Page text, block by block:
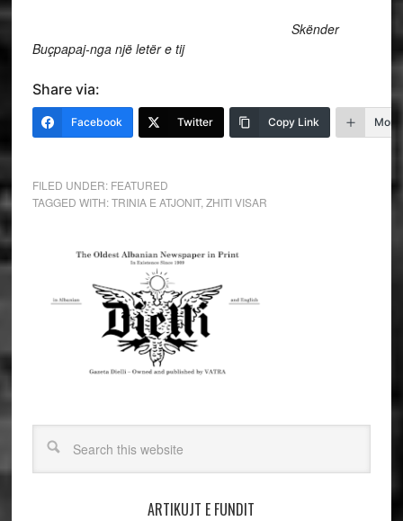
Skënder
Buçpapaj-nga një letër e tij
Share via:
Facebook Twitter Copy Link More
FILED UNDER: FEATURED
TAGGED WITH:TRINIA E ATJONIT, ZHITI VISAR
ARTIKUJT E FUNDIT